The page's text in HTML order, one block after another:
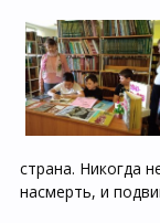
страна. Никогда
насмерть, и